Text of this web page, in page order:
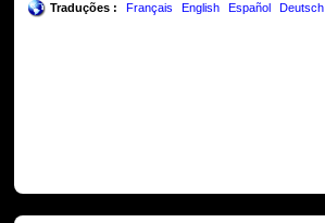
Traduções : Français English Español Deutsch